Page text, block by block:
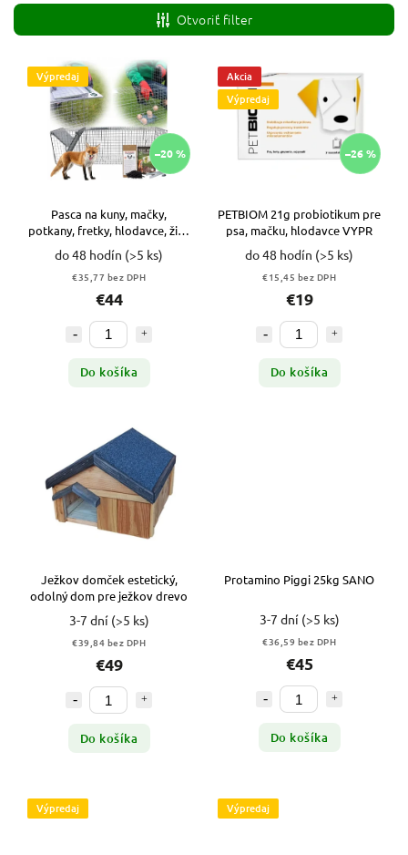
Najlacnejšie
Najdrahšie
Abecedne
Otvoriť filter
Výpredaj
–20 %
Pasca na kuny, mačky,
potkany, fretky, hlodavce, živá
pasca, jednostranná klietka
VYPR
do 48 hodín (>5 ks)
€35,77 bez DPH
€44
Do košíka
Akcia
Výpredaj
–26 %
PETBIOM 21g probiotikum pre
psa, mačku, hlodavce VYPR
do 48 hodín (>5 ks)
€15,45 bez DPH
€19
Do košíka
Ježkov domček estetický,
odolný dom pre ježkov drevo
3-7 dní (>5 ks)
€39,84 bez DPH
€49
Do košíka
Protamino Piggi 25kg SANO
3-7 dní (>5 ks)
€36,59 bez DPH
€45
Do košíka
Výpredaj Výpredaj